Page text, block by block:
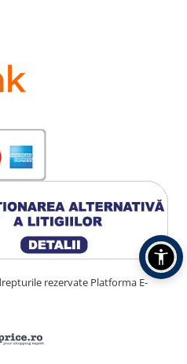
rezervate Platforma E-